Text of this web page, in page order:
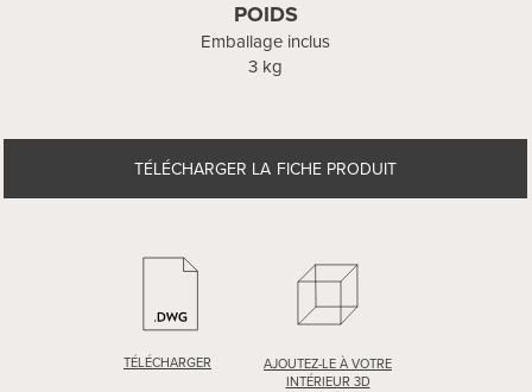
POIDS
Emballage inclus
3 kg
TÉLÉCHARGER LA FICHE PRODUIT
TÉLÉCHARGER
AJOUTEZ-LE À VOTRE
INTÉRIEUR 3D
Emballage inclus
25 kg
TÉLÉCHARGER LA FICHE PRODUIT
INTÉRIEUR 3D